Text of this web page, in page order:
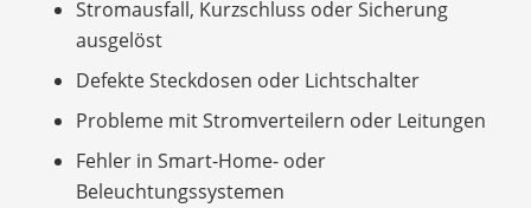
Stromausfall, Kurzschluss oder Sicherung
ausgelöst
Defekte Steckdosen oder Lichtschalter
Probleme mit Stromverteilern oder Leitungen
Fehler in Smart-Home- oder
Beleuchtungssystemen